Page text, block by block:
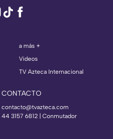
a más +
Videos
TV Azteca Internacional
CONTACTO
contacto@tvazteca.com
44 3157 6812 | Conmutador